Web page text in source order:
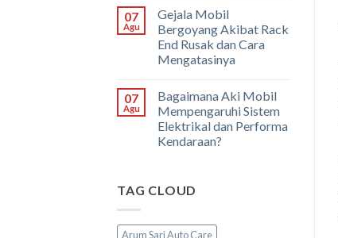
07
Agu
Gejala Mobil
Bergoyang Akibat Rack
End Rusak dan Cara
Mengatasinya
07
Agu
Bagaimana Aki Mobil
Mempengaruhi Sistem
Elektrikal dan Performa
Kendaraan?
TAG CLOUD
Arum Sari Auto Care